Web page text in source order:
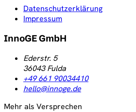
Datenschutzerklärung
Impressum
InnoGE GmbH
Ederstr. 5
36043 Fulda
+49 661 90034410
hello@innoge.de
Mehr als Versprechen